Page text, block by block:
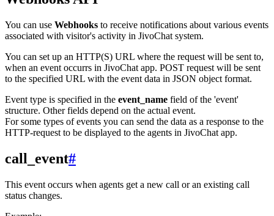
You can use Webhooks to receive notifications about various events
associated with visitor's activity in JivoChat system.
You can set up an HTTP(S) URL where the request will be sent to,
when an event occurrs in JivoChat app. POST request will be sent
to the specified URL with the event data in JSON object format.
Event type is specified in the event_name field of the 'event'
structure. Other fields depend on the actual event.
For some types of events you can send the data as a response to the
HTTP-request to be displayed to the agents in JivoChat app.
call_event#
This event occurs when agents get a new call or an existing call
status changes.